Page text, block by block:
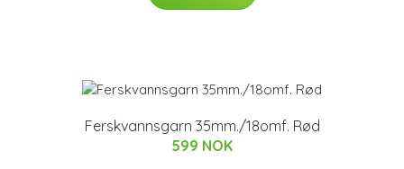
Ferskvannsgarn 35mm./18omf. Rød
599 NOK